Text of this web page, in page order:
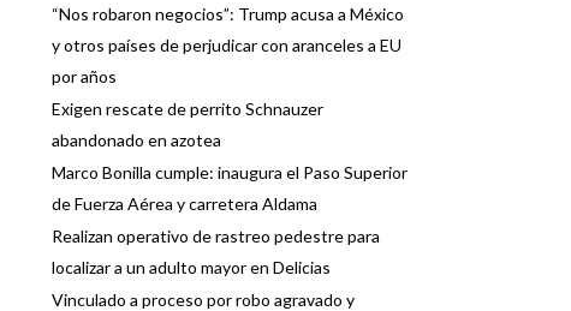
“Nos robaron negocios”: Trump acusa a México
y otros países de perjudicar con aranceles a EU
por años
Exigen rescate de perrito Schnauzer
abandonado en azotea
Marco Bonilla cumple: inaugura el Paso Superior
de Fuerza Aérea y carretera Aldama
Realizan operativo de rastreo pedestre para
localizar a un adulto mayor en Delicias
Vinculado a proceso por robo agravado y